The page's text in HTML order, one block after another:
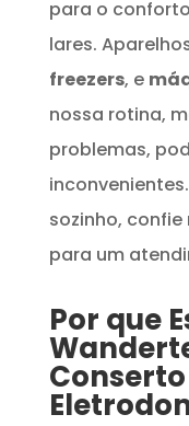
para o
lares.
freezers, e
nossa rotina,
problemas,
sozinho,
para um
Por que